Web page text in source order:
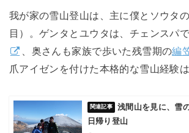
我が家の雪山登山は、主に僕とソウタ
目）。ゲンタとユウタは、チェンスパ
、奥さんも家族で歩いた残雪期の編
爪アイゼンを付けた本格的な雪山経験は
浅間山を見に、雪
日帰り登山